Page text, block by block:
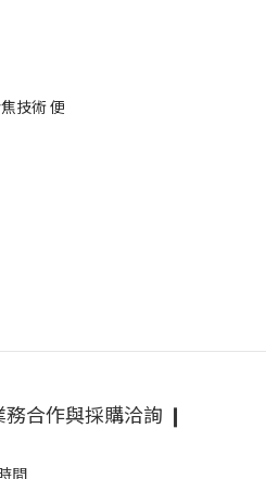
務合作與採購洽詢 ❙
間